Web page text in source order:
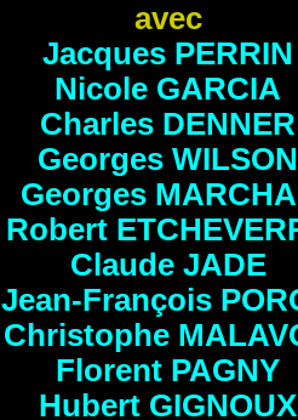
avec
Jacques PERRIN
Nicole GARCIA
Charles DENNER
Georges WILSON
Georges
Robert
Claude JADE
Jean-François
Christophe
Florent PAGNY
Hubert GIGNOUX